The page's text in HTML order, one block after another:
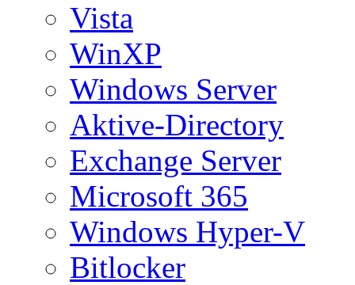
Vista
WinXP
Windows Server
Aktive-Directory
Exchange Server
Microsoft 365
Windows Hyper-V
Bitlocker